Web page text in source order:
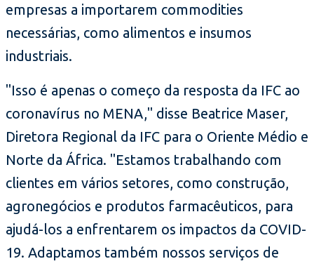
empresas a importarem commodities
necessárias, como alimentos e insumos
industriais.
"Isso é apenas o começo da resposta da IFC ao
coronavírus no MENA," disse Beatrice Maser,
Diretora Regional da IFC para o Oriente Médio e
Norte da África. "Estamos trabalhando com
clientes em vários setores, como construção,
agronegócios e produtos farmacêuticos, para
ajudá-los a enfrentarem os impactos da COVID-
19. Adaptamos também nossos serviços de